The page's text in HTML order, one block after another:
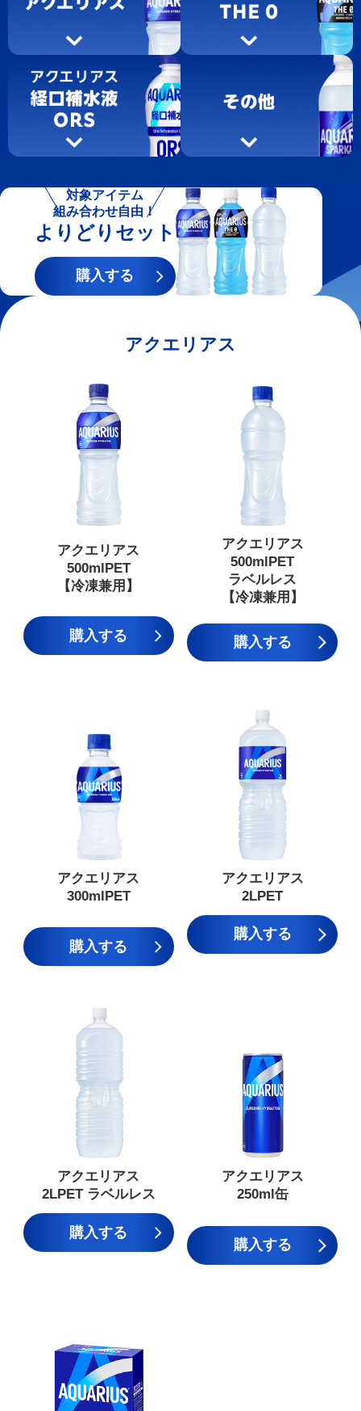
対象アイテム
組み合わせ自由！
よりどりセット
購入する
アクエリアス
アクエリアス
500mlPET
【冷凍兼用】
購入する
アクエリアス
500mlPET
ラベルレス
【冷凍兼用】
購入する
アクエリアス
300mlPET
購入する
アクエリアス
2LPET
購入する
アクエリアス
2LPET ラベルレス
購入する
アクエリアス
250ml缶
購入する